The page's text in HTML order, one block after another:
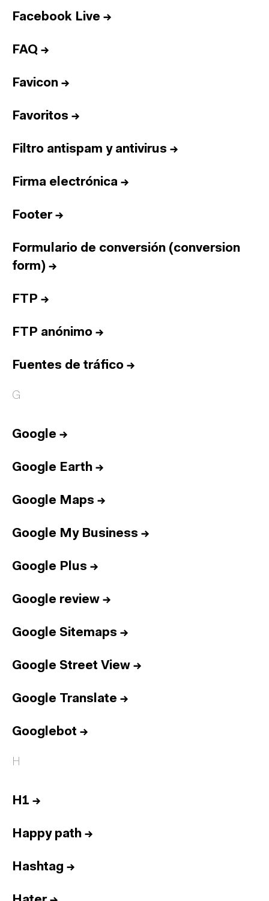
Facebook Live →
FAQ →
Favicon →
Favoritos →
Filtro antispam y antivirus →
Firma electrónica →
Footer→
Formulario de conversión (conversion
form) →
FTP →
FTP anónimo →
Fuentes de tráfico →
G
Google →
Google Earth →
Google Maps →
Google My Business →
Google Plus →
Google review →
Google Sitemaps →
Google Street View →
Google Translate →
Googlebot →
H
H1 →
Happy path →
Hashtag →